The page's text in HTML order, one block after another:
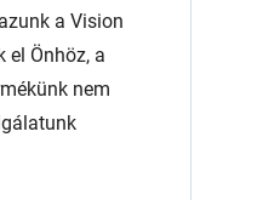
a Vision
el Önhöz, a
nem